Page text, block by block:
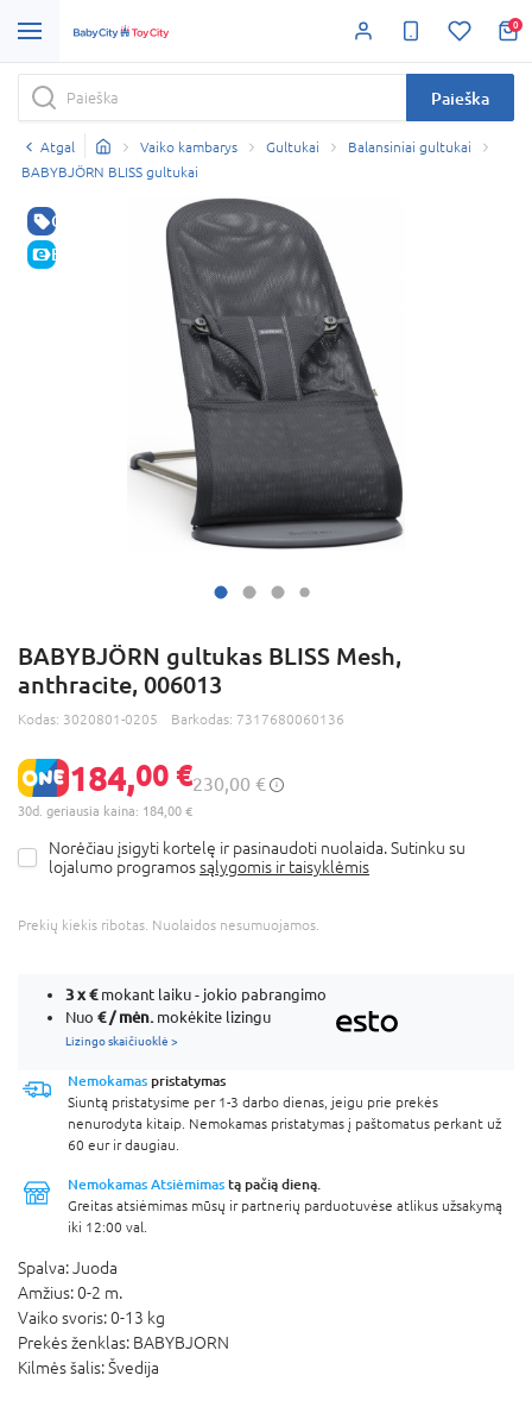
0
Paieška
Atgal Vaiko kambarys Gultukai
Balansiniai gultukai
BABYBJÖRN BLISS gultukai
GERA KAINA
E-KAINA
BABYBJÖRN gultukas BLISS Mesh,
anthracite, 006013
Kodas: 3020801-0205 Barkodas: 7317680060136
184,00 €230,00 €
30d. geriausia kaina: 184,00 €
Norėčiau įsigyti kortelę ir pasinaudoti nuolaida. Sutinku su
lojalumo programossąlygomis ir taisyklėmis
Prekių kiekis ribotas. Nuolaidos nesumuojamos.
3 x€mokant laiku - jokio pabrangimo
Nuo € / mėn. mokėkite lizingu
Lizingo skaičiuoklė >
Nemokamas pristatymas
Siuntą pristatysime per 1-3 darbo dienas, jeigu prie prekės
nenurodyta kitaip. Nemokamas pristatymas į paštomatus perkant už
60 eur ir daugiau.
Nemokamas Atsiėmimas tą pačią dieną.
Greitas atsiėmimas mūsų ir partnerių parduotuvėse atlikus užsakymą
iki 12:00 val.
Spalva:Juoda
Amžius:0-2 m.
Vaiko svoris:0-13 kg
Prekės ženklas: BABYBJORN
Kilmės šalis:Švedija